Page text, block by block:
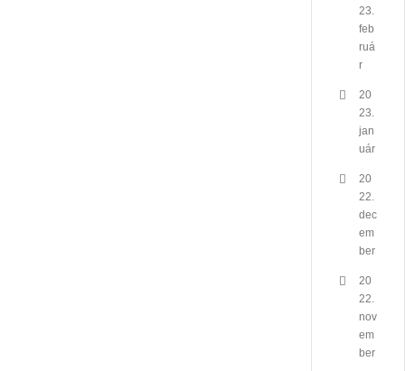
23.
feb
ruá
r
20
23.
jan
uár
20
22.
dec
em
ber
20
22.
nov
em
ber